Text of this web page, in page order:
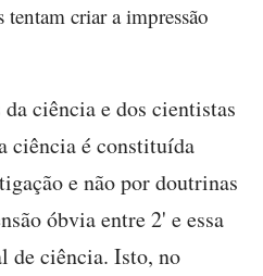
criar a impressão
ciência e dos cientistas
ciência é constituída
e não por doutrinas
óbvia entre 2' e essa
de ciência. Isto, no